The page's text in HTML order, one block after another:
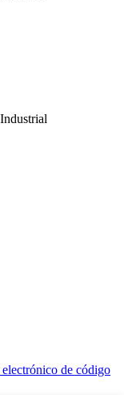
de código